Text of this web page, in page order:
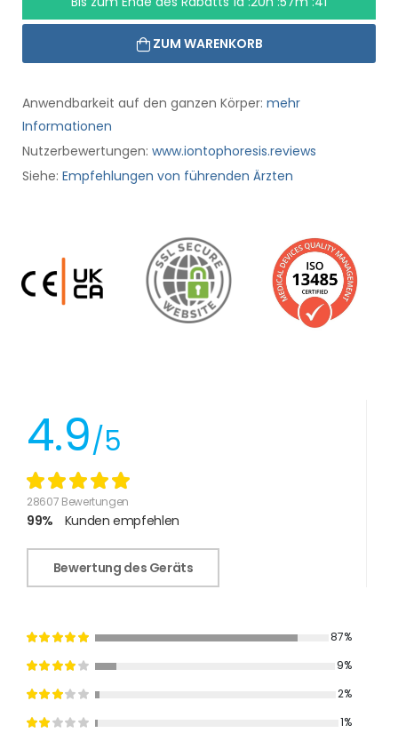
ZUM WARENKORB
Anwendbarkeit auf den ganzen Körper: mehr
Informationen
Nutzerbewertungen: www.iontophoresis.reviews
Siehe: Empfehlungen von führenden Ärzten
4.9/5
28607 Bewertungen
99% Kunden empfehlen
Bewertung des Geräts
87%
9%
2%
1%